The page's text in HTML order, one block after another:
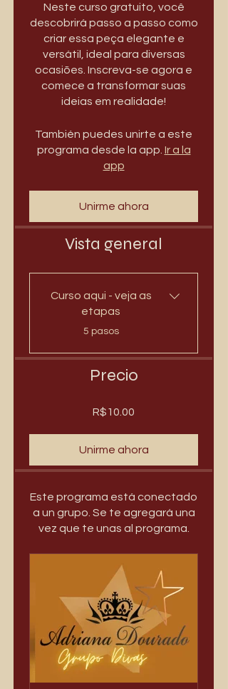
Neste curso gratuito, você
descobrirá passo a passo como
criar essa peça elegante e
versátil, ideal para diversas
ocasiões. Inscreva-se agora e
comece a transformar suas
ideias em realidade!
También puedes unirte a este
programa desde la app. Ir a la
app
Unirme ahora
Vista general
Curso aqui - veja as
etapas
.
5 pasos
Precio
R$10.00
Unirme ahora
Este programa está conectado
a un grupo. Se te agregará una
vez que te unas al programa.